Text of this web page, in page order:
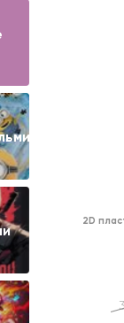
2D